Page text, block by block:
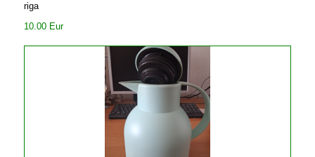
riga
10.00 Eur